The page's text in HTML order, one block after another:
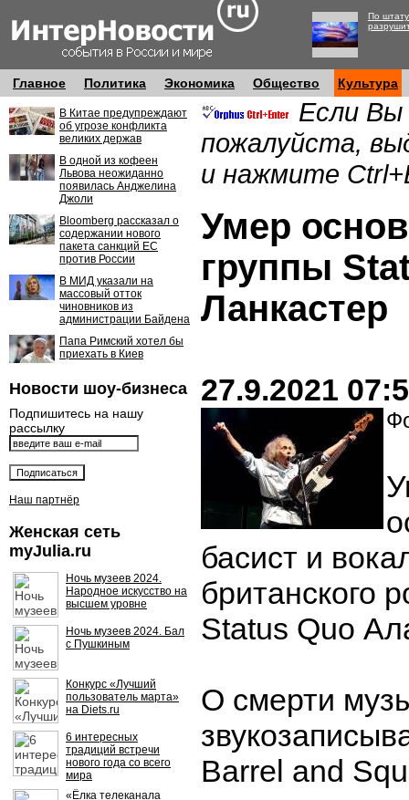
По
Главное Политика Экономика Общество Культура
В Китае предупреждают
об угрозе конфликта
великих держав
В одной из кофеен
Львова неожиданно
появилась Анджелина
Джоли
Bloomberg рассказал о
содержании нового
пакета санкций ЕС
против России
В МИД указали на
массовый отток
чиновников из
администрации Байдена
Папа Римский хотел бы
приехать в Киев
Новости шоу-бизнеса
Подпишитесь на нашу
рассылку
Наш партнёр
Женская сеть
myJulia.ru
Ночь музеев 2024.
Народное искусство на
высшем уровне
Ночь музеев 2024. Бал
с Пушкиным
Конкурс «Лучший
пользователь марта»
на Diets.ru
6 интересных
традиций встречи
нового года со всего
мира
«Ёлка телеканала
Если Вы
пожалуйста,
и нажмите
Умер
группы
Ланкастер
27.9.2021
басист и
британского
Status Quo
О смерти
Barrel and